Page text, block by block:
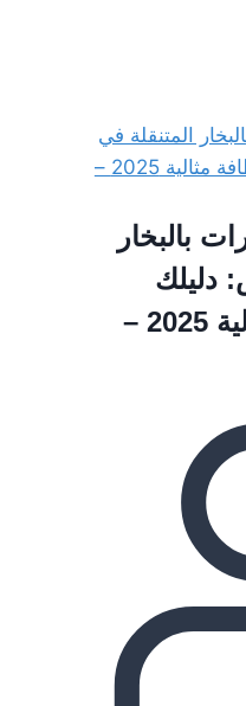
العالقة بالسيارة، كما
بالبخار
دليلك
الشامل لنظافة مثالية 2025 –